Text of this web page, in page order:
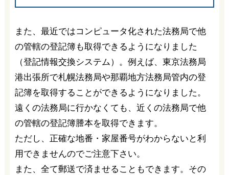
また、最近ではコンピュータ化された法務局で他
の管轄の登記簿も取得できるようになりました
（登記情報交換システム）。例えば、東京法務局
港出張所で札幌法務局や那覇地方法務局管内の登
記簿を取得することができるようになりました。
遠くの法務局に行かなくても、近くの法務局で他
の管轄の登記簿謄本を取得できます。
ただし、正確な地番・家屋番号がわからないと利
用できませんのでご注意下さい。
また、全て郵送で済ませることもできます。その